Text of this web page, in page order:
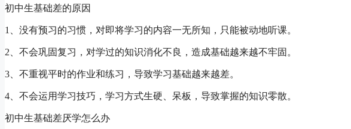
初中生基础差的原因
1、没有预习的习惯，对即将学习的内容一无所知，只能被动地听课。
2、不会巩固复习，对学过的知识消化不良，造成基础越来越不牢固。
3、不重视平时的作业和练习，导致学习基础越来越差。
4、不会运用学习技巧，学习方式生硬、呆板，导致掌握的知识零散。
初中生基础差厌学怎么办